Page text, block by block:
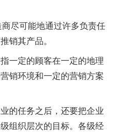
尽可能地通过许多负责任
销其产品。
定的顾客在一定的地理
销环境和一定的营销方案
任务之后，还要把企业
组织层次的目标。各级经